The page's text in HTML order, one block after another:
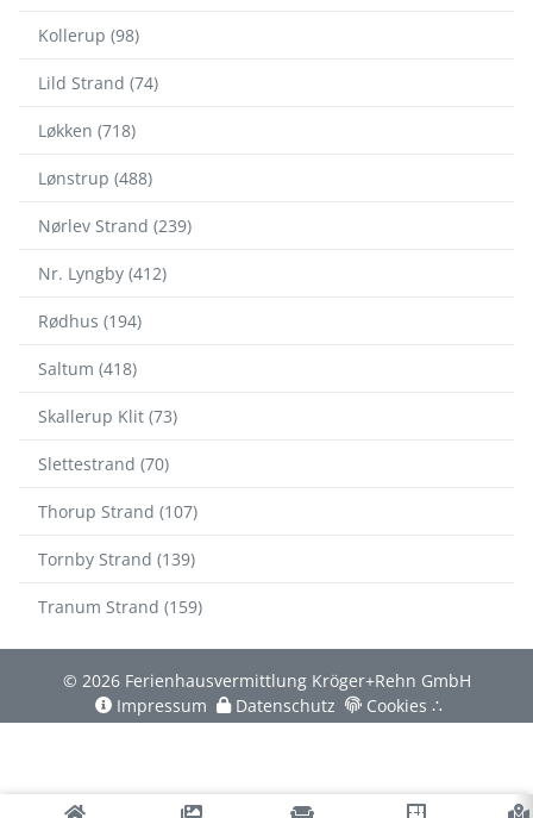
Kollerup (98)
Lild Strand (74)
Løkken (718)
Lønstrup (488)
Nørlev Strand (239)
Nr. Lyngby (412)
Rødhus (194)
Saltum (418)
Skallerup Klit (73)
Slettestrand (70)
Thorup Strand (107)
Tornby Strand (139)
Tranum Strand (159)
© 2026 Ferienhausvermittlung Kröger+Rehn GmbH
Impressum
Datenschutz Cookies ∴